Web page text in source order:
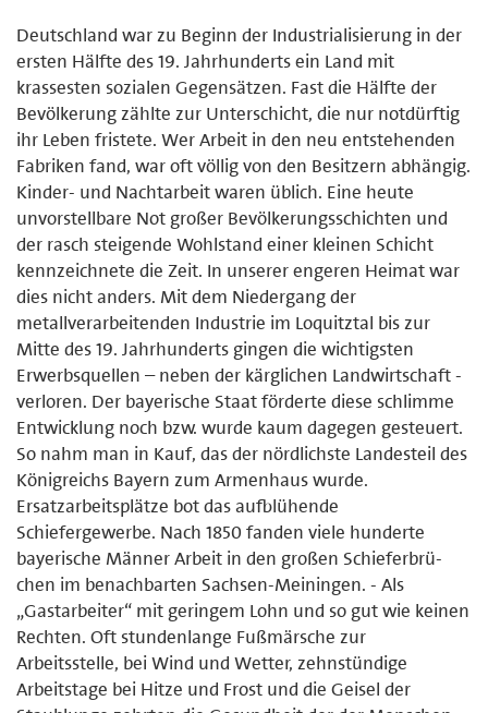
Deutschland war zu Beginn der Industrialisierung in der
ersten Hälfte des 19. Jahrhunderts ein Land mit
krassesten sozialen Gegensätzen. Fast die Hälfte der
Bevölkerung zählte zur Unterschicht, die nur notdürftig
ihr Le­ben fristete. Wer Arbeit in den neu entstehenden
Fabriken fand, war oft völlig von den Besitzern abhängig.
Kinder- und Nachtarbeit waren üblich. Eine heute
unvorstellbare Not großer Bevölkerungsschichten und
der rasch steigende Wohlstand einer kleinen Schicht
kennzeichnete die Zeit. In unserer engeren Heimat war
dies nicht anders. Mit dem Niedergang der
metallverarbeitenden Industrie im Loquitztal bis zur
Mitte des 19. Jahrhunderts gingen die wichtigsten
Erwerbsquellen – neben der kärglichen Landwirtschaft -
verloren. Der bayerische Staat för­derte diese schlimme
Entwicklung noch bzw. wurde kaum dagegen gesteu­ert.
So nahm man in Kauf, das der nördlichste Landesteil des
Königreichs Bayern zum Armenhaus wurde.
Ersatzarbeitsplätze bot das aufblühende
Schiefergewerbe. Nach 1850 fan­den viele hunderte
bayerische Männer Arbeit in den großen Schieferbrü­
chen im benachbarten Sachsen-Meiningen. - Als
„Gastarbeiter“ mit gerin­gem Lohn und so gut wie keinen
Rechten. Oft stundenlange Fußmärsche zur
Arbeitsstelle, bei Wind und Wetter, zehnstündige
Arbeitstage bei Hitze und Frost und die Geisel der